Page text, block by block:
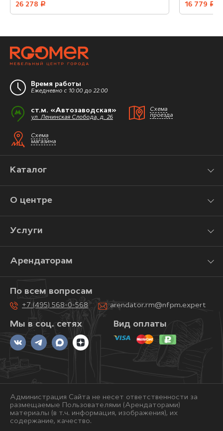
26 278 руб. 16 779 руб.
Время работы
Ежедневно с 10:00 до 22:00
ст.м. «Автозаводская»
ул. Ленинская Слобода, д. 26
Схема
проезда
Схема
магазина
Каталог
О центре
Услуги
Арендаторам
Мы в соц. сетях
По всем вопросам
+7 (495) 568-0-568 arendator.rm@nfpm.expert
Вид оплаты
Администрация Сайта не несет ответственности за
размещаемые Пользователями (Арендаторами)
материалы (в т.ч. информация, изображения), их
содержание, качество.